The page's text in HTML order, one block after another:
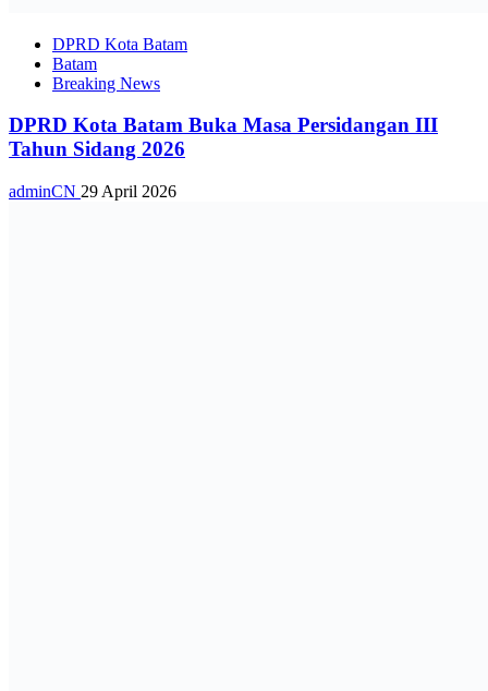
DPRD Kota Batam
Batam
Breaking News
DPRD Kota Batam Buka Masa Persidangan III
Tahun Sidang 2026
adminCN 29 April 2026